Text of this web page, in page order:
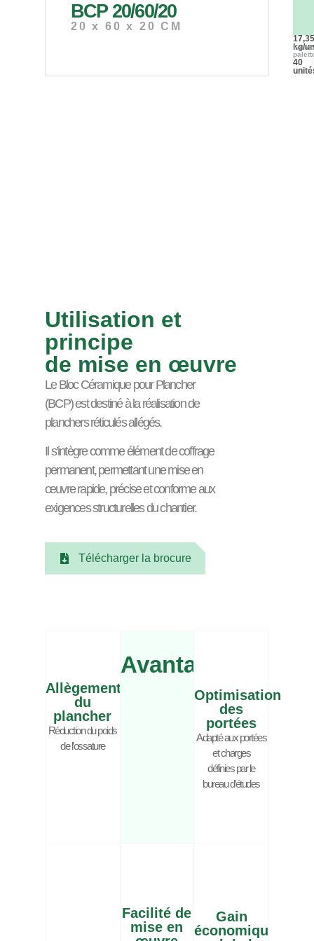
BCP 20/60/20
20 x 60 x 20 CM
17,35
kg/
40
Utilisation et
principe
de mise en œuvre
Le Bloc Céramique pour Plancher
(BCP) est destiné à la réalisation de
planchers réticulés allégés.
Il s’intègre comme élément de coffrage
permanent, permettant une mise en
œuvre rapide, précise et conforme aux
exigences structurelles du chantier.
Télécharger la brocure
Allègement
du
plancher
Réduction du poids
de l’ossature
Avantages
Optimisation
des
portées
Adapté aux portées
et charges
définies par le
bureau d’études
Facilité de
mise en
Gain
économique